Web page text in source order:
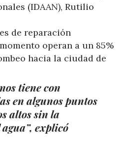
(IDAAN), Rutilio
de reparación
operan a un 85%
hacia la ciudad de
tiene con
en algunos puntos
altos sin la
explicó